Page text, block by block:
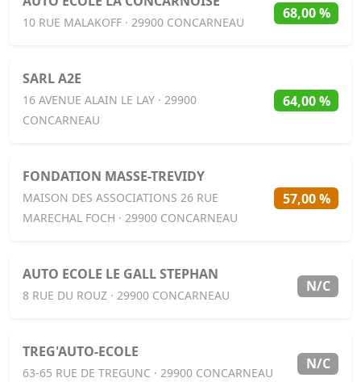
10 RUE MALAKOFF · 29900 CONCARNEAU
68,00 %
SARL A2E
16 AVENUE ALAIN LE LAY · 29900
CONCARNEAU
64,00 %
FONDATION MASSE-TREVIDY
MAISON DES ASSOCIATIONS 26 RUE
MARECHAL FOCH · 29900 CONCARNEAU
57,00 %
AUTO ECOLE LE GALL STEPHAN
8 RUE DU ROUZ · 29900 CONCARNEAU
N/C
TREG'AUTO-ECOLE
63-65 RUE DE TREGUNC · 29900 CONCARNEAU
N/C